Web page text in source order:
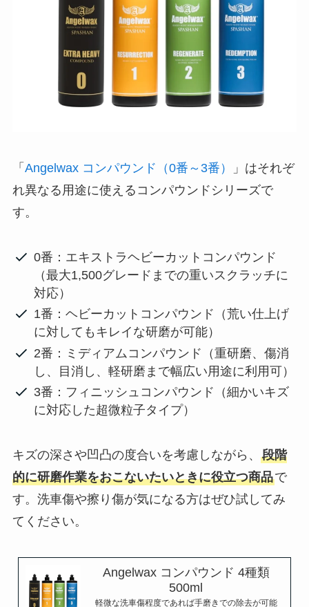
「 Angelwax コンパウンド（0番～3番）
」はそれぞ
れ異なる用途に使えるコンパウンドシリーズで
す。
0番：エキストラヘビーカットコンパウンド
（最大1,500グレードまでの重いスクラッチに
対応）
1番：ヘビーカットコンパウンド（荒い仕上げ
に対してもキレイな研磨が可能）
2番：ミディアムコンパウンド（重研磨、傷消
し、目消し、軽研磨まで幅広い用途に利用可）
3番：フィニッシュコンパウンド（細かいキズ
に対応した超微粒子タイプ）
キズの深さや凹凸の度合いを考慮しながら、 段階
的に研磨作業をおこないたいときに役立つ商品で
す。洗車傷や擦り傷が気になる方はぜひ試してみ
てください。
Angelwax コンパウンド 4種類
500ml
軽微な洗車傷程度であれば手磨きでの除去が可能